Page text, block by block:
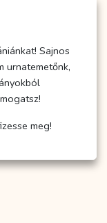
Sajnos
urnatemetőnk,
meg!